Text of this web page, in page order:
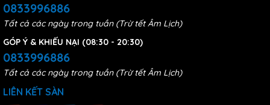
0833996886
Tất cả các ngày trong tuần (Trừ tết Âm Lịch)
GÓP Ý & KHIẾU NẠI (08:30 - 20:30)
0833996886
Tất cả các ngày trong tuần (Trừ tết Âm Lịch)
LIÊN KẾT SÀN